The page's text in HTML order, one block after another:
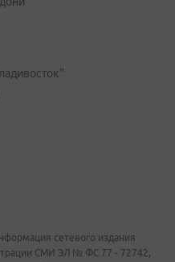
сетевого издания
СМИ ЭЛ № ФС 77 - 72742,